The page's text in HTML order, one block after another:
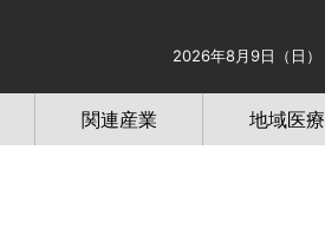
2026年8月9日（日）
関連産業 地域医療